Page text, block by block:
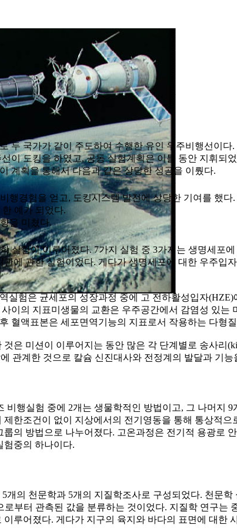
두 국가가 같이 주도하여 수행한 유인 우주비행선이
이 도킹을 하였고, 공동 실험계획은 이틀 동안 지휘
계획을 통해서 다음과 같은 상당한 성공을 이뤘다.
행경험을 얻고, 도킹시스템 발전에 상당한 기여를 했다.
예가 되었다.
을 미쳤다.
실험이 이루어졌다. 7가지 실험 중 3가지는 생명세포
에 관한 실험이었다. 게다가 생명세포에 대한 우주
실험은 균세포의 성장과정 중에 고 전하활성입자
이의 지표미생물의 교환은 우주공간에서 감염성 있
혈액표본은 세포면역기능의 지표로서 작용하는 다형
은 미션이 이루어지는 동안 많은 각 단계별로 송사
관계한 것으로 칼슘 신진대사와 전정계의 발달과 기
비행실험 중에 2개는 생물학적인 방법이고, 그 나머지
한조건이 없이 지상에서의 전기영동을 통해 통상적
의 방법으로 나누어졌다. 고온과정은 전기적 용광로
험중의 하나이다.
개의 천문학과 5개의 지질학조사로 구성되었다. 천문
부터 관측된 값을 분류하는 것이었다. 지질학 연구
루어졌다. 게다가 지구의 육지와 바다의 표면에 대한